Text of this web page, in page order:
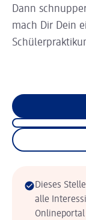
Dann
mach Dir Dein
Dieses
alle
Onlineportal